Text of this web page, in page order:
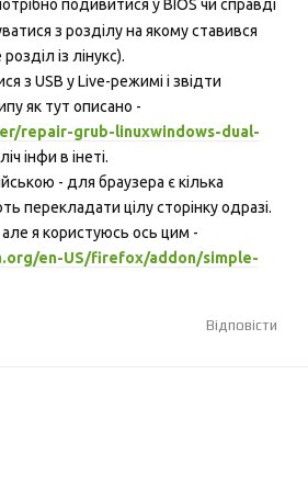
подивитися у BIOS чи справді
з розділу на якому ставився
із лінукс).
з USB у Live-режимі і звідти
як тут описано -
repair-grub-linuxwindows-dual-
інфи в інеті.
- для браузера є кілька
перекладати цілу сторінку одразі.
але я користуюсь ось цим -
en-US/firefox/addon/simple-
Відповісти